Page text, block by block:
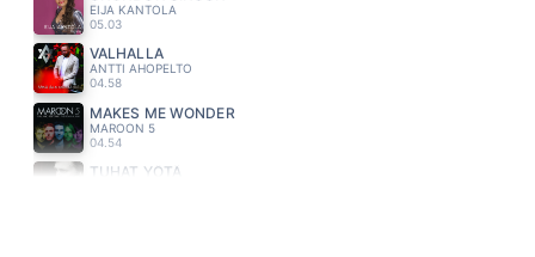
EIJA KANTOLA
05.03
VALHALLA
ANTTI AHOPELTO
04.58
MAKES ME WONDER
MAROON 5
04.54
TUHAT YÖTÄ